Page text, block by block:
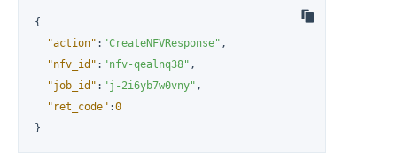
{
"action" : "CreateNFVResponse" ,
"nfv_id" : "nfv-qealnq38" ,
"job_id" : "j-2i6yb7w0vny" ,
"ret_code" :0
}